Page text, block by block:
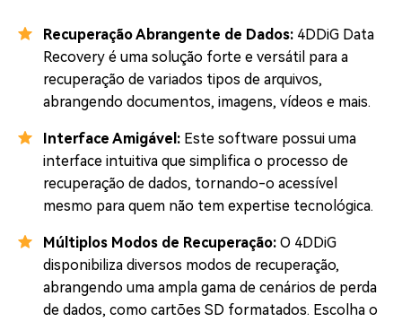
Recuperação Abrangente de Dados: 4DDiG Data
Recovery é uma solução forte e versátil para a
recuperação de variados tipos de arquivos,
abrangendo documentos, imagens, vídeos e mais.
Interface Amigável: Este software possui uma
interface intuitiva que simplifica o processo de
recuperação de dados, tornando-o acessível
mesmo para quem não tem expertise tecnológica.
Múltiplos Modos de Recuperação: O 4DDiG
disponibiliza diversos modos de recuperação,
abrangendo uma ampla gama de cenários de perda
de dados, como cartões SD formatados. Escolha o